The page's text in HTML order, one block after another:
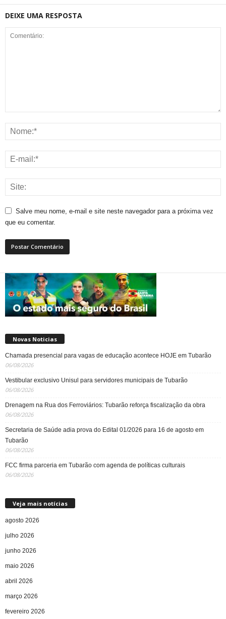
DEIXE UMA RESPOSTA
Salve meu nome, e-mail e site neste navegador para a próxima vez
que eu comentar.
Novas Noticias
Chamada presencial para vagas de educação acontece HOJE em Tubarão
06/08/2026
Vestibular exclusivo Unisul para servidores municipais de Tubarão
06/08/2026
Drenagem na Rua dos Ferroviários: Tubarão reforça fiscalização da obra
06/08/2026
Secretaria de Saúde adia prova do Edital 01/2026 para 16 de agosto em
Tubarão
06/08/2026
FCC firma parceria em Tubarão com agenda de políticas culturais
06/08/2026
Veja mais notícias
agosto 2026
julho 2026
junho 2026
maio 2026
abril 2026
março 2026
fevereiro 2026